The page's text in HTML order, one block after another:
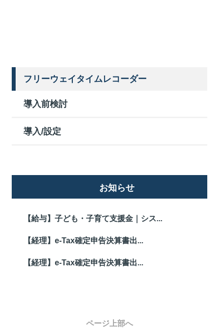
フリーウェイタイムレコーダー
導入前検討
導入/設定
お知らせ
【給与】子ども・子育て支援金｜シス...
【経理】e-Tax確定申告決算書出...
【経理】e-Tax確定申告決算書出...
ページ上部へ